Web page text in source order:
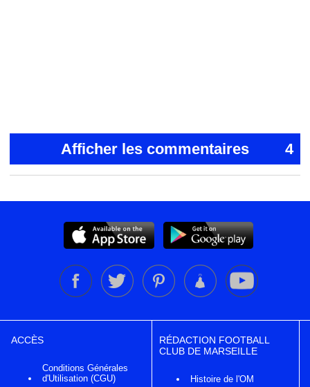
Afficher les commentaires 4
ACCÈS
Conditions Générales
d'Utilisation (CGU)
RÉDACTION FOOTBALL
CLUB DE MARSEILLE
Histoire de l'OM